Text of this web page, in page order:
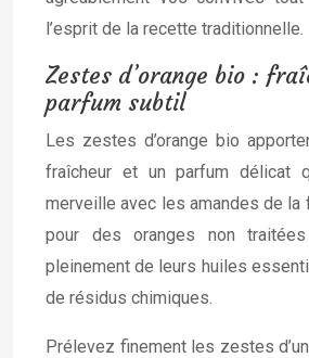
l’esprit de la recette traditionnelle.
Zestes d’orange bio :
parfum subtil
Les zestes d’orange bio
fraîcheur et un parfum délicat
merveille avec les amandes de la
pour des oranges non
pleinement de leurs huiles
de résidus chimiques.
Prélevez finement les zestes